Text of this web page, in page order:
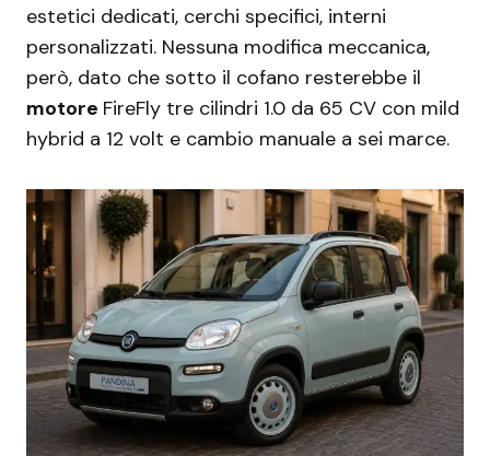
estetici dedicati, cerchi specifici, interni
personalizzati. Nessuna modifica meccanica,
però, dato che sotto il cofano resterebbe il
motore FireFly tre cilindri 1.0 da 65 CV con mild
hybrid a 12 volt e cambio manuale a sei marce.